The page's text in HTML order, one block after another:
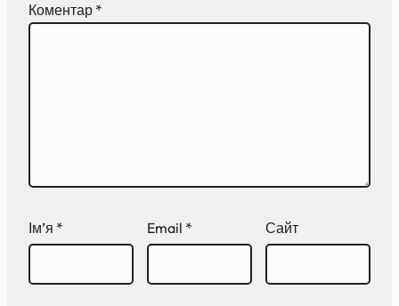
Коментар *
Ім’я * Email * Сайт